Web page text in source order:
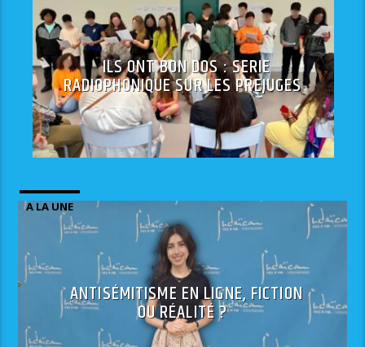
ILS ONT BON DOS : SERIE
RADIOPHONIQUE SUR LES PREJUGES
A LA UNE
ANTISÉMITISME EN LIGNE, FICTION
OU RÉALITÉ ?